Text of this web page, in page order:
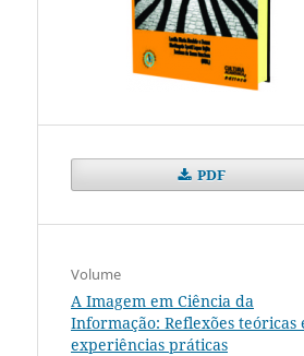
PDF
Volume
A Imagem em Ciência da
Informação: Reflexões teóricas
experiências práticas